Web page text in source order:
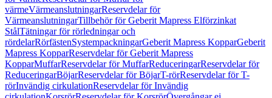
värmeVärmeanslutningarReservdelar för
VärmeanslutningarTillbehör för Geberit Mapress Elförzinkat
StålTätningar för rörledningar och
rördelarRörfästenSystempackningarGeberit Mapress KopparGeberit
Mapress KopparReservdelar för Geberit Mapress
KopparMuffarReservdelar för MuffarReduceringarReservdelar för
ReduceringarBöjarReservdelar för BöjarT-rörReservdelar för T-
rörInvändig cirkulationReservdelar för Invändig